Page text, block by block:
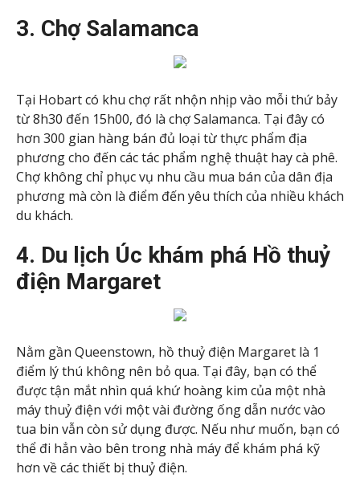
3. Chợ Salamanca
Tại Hobart có khu chợ rất nhộn nhịp vào mỗi thứ bảy
từ 8h30 đến 15h00, đó là chợ Salamanca. Tại đây có
hơn 300 gian hàng bán đủ loại từ thực phẩm địa
phương cho đến các tác phẩm nghệ thuật hay cà phê.
Chợ không chỉ phục vụ nhu cầu mua bán của dân địa
phương mà còn là điểm đến yêu thích của nhiều khách
du khách.
4. Du lịch Úc khám phá Hồ thuỷ
điện Margaret
Nằm gần Queenstown, hồ thuỷ điện Margaret là 1
điểm lý thú không nên bỏ qua. Tại đây, bạn có thể
được tận mắt nhìn quá khứ hoàng kim của một nhà
máy thuỷ điện với một vài đường ống dẫn nước vào
tua bin vẫn còn sử dụng được. Nếu như muốn, bạn có
thể đi hẳn vào bên trong nhà máy để khám phá kỹ
hơn về các thiết bị thuỷ điện.